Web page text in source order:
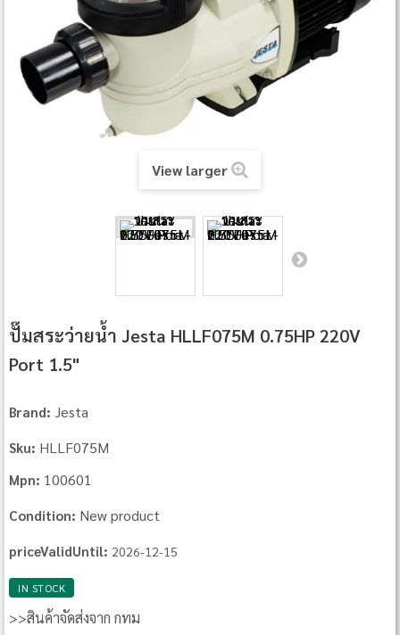
View larger
ปั๊มสระว่ายน้ำ Jesta HLLF075M 0.75HP 220V
Port 1.5"
Brand: Jesta
Sku: HLLF075M
Mpn: 100601
Condition: New product
priceValidUntil: 2026-12-15
IN STOCK
>>สินค้าจัดส่งจาก กทม